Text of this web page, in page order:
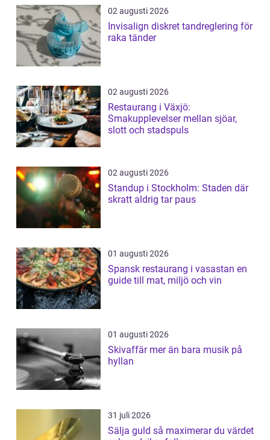
02 augusti 2026
Invisalign diskret tandreglering för
raka tänder
02 augusti 2026
Restaurang i Växjö:
Smakupplevelser mellan sjöar,
slott och stadspuls
02 augusti 2026
Standup i Stockholm: Staden där
skratt aldrig tar paus
01 augusti 2026
Spansk restaurang i vasastan en
guide till mat, miljö och vin
01 augusti 2026
Skivaffär mer än bara musik på
hyllan
31 juli 2026
Sälja guld så maximerar du värdet